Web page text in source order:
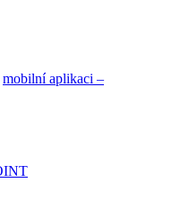
mobilní aplikaci –